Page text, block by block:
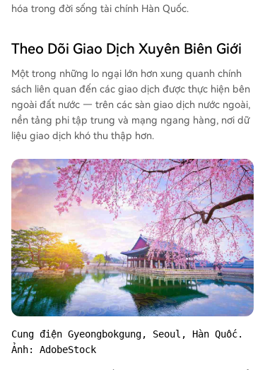
hóa trong đời sống tài chính Hàn Quốc.
Theo Dõi Giao Dịch Xuyên Biên Giới
Một trong những lo ngại lớn hơn xung quanh chính
sách liên quan đến các giao dịch được thực hiện bên
ngoài đất nước — trên các sàn giao dịch nước ngoài,
nền tảng phi tập trung và mạng ngang hàng, nơi dữ
liệu giao dịch khó thu thập hơn.
Cung điện Gyeongbokgung, Seoul, Hàn Quốc.
Ảnh: AdobeStock